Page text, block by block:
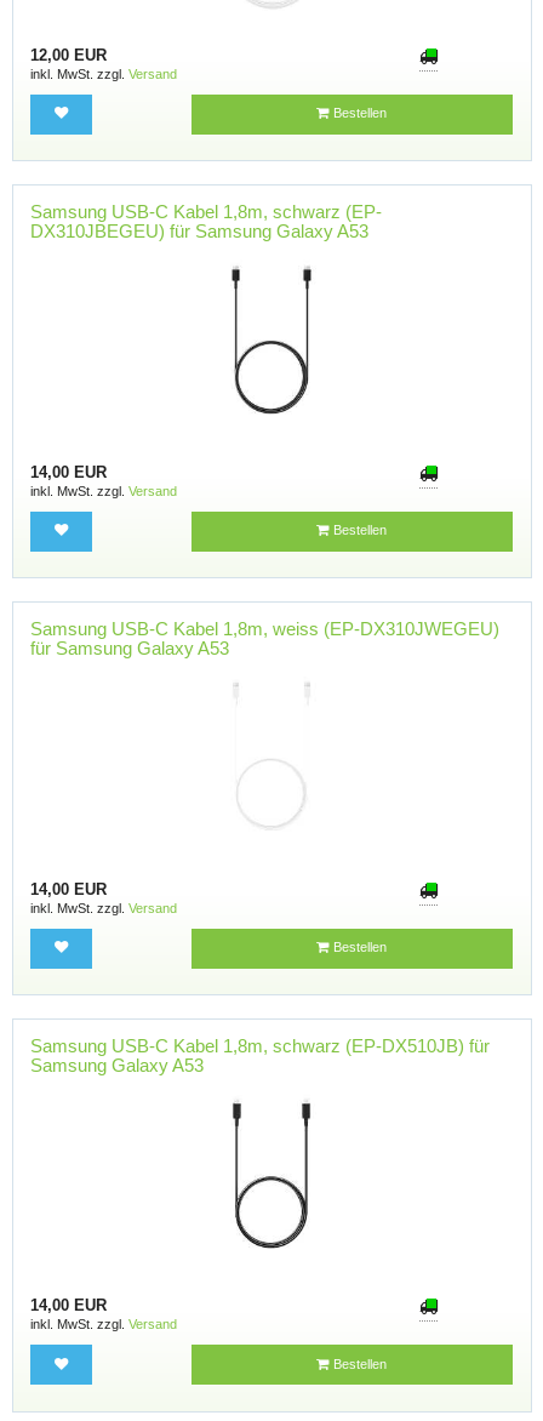
12,00 EUR
inkl. MwSt. zzgl. Versand
Bestellen
Samsung USB-C Kabel 1,8m, schwarz (EP-
DX310JBEGEU) für Samsung Galaxy A53
14,00 EUR
inkl. MwSt. zzgl. Versand
Bestellen
Samsung USB-C Kabel 1,8m, weiss (EP-DX310JWEGEU)
für Samsung Galaxy A53
14,00 EUR
inkl. MwSt. zzgl. Versand
Bestellen
Samsung USB-C Kabel 1,8m, schwarz (EP-DX510JB) für
Samsung Galaxy A53
14,00 EUR
inkl. MwSt. zzgl. Versand
Bestellen